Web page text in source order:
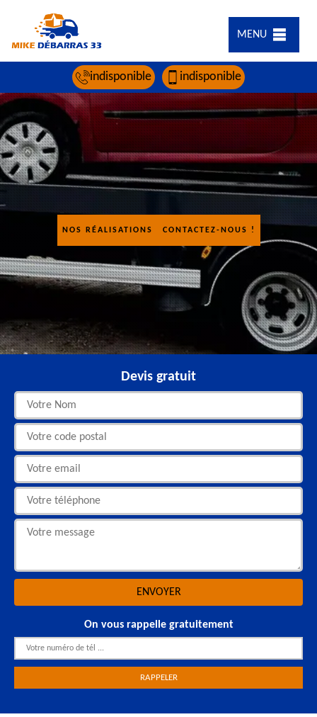
MENU
indisponible indisponible
NOS RÉALISATIONS CONTACTEZ-NOUS !
Devis gratuit
On vous rappelle gratuitement